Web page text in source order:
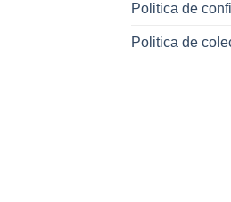
Politica de
Politica de